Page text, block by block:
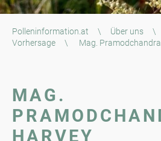
Polleninformation.at \ Über uns \
Vorhersage
\ Mag.
MAG.
HARVEY